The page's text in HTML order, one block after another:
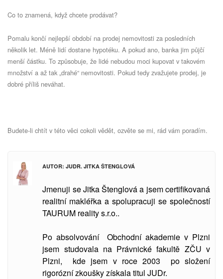
Co to znamená, když chcete prodávat?
Pomalu končí nejlepší období na prodej nemovitosti za posledních
několik let. Méně lidí dostane hypotéku. A pokud ano, banka jim půjčí
menší částku. To způsobuje, že lidé nebudou moci kupovat v takovém
množství a až tak „drahé“ nemovitosti. Pokud tedy zvažujete prodej, je
dobré příliš neváhat.
Budete-li chtít v této věci cokoli vědět, ozvěte se mi, rád vám poradím.
AUTOR: JUDR. JITKA ŠTENGLOVÁ
Jmenuji se Jitka Štenglová a jsem certifikovaná
realitní makléřka a spolupracuji se společností
TAURUM reality s.r.o..
Po absolvování Obchodní akademie v Plzni
jsem studovala na Právnické fakultě ZČU v
Plzni, kde jsem v roce 2003 po složení
rigorózní zkoušky získala titul JUDr.